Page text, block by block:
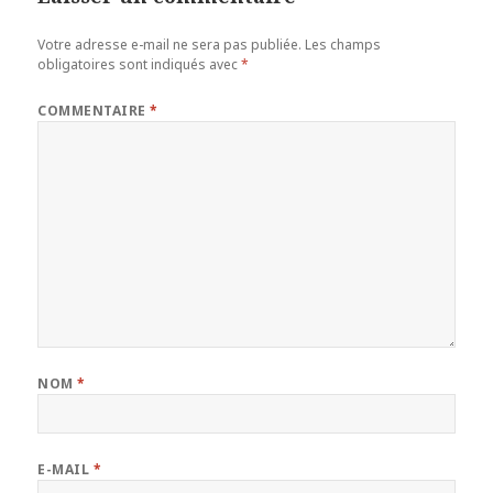
Votre adresse e-mail ne sera pas publiée. Les champs
obligatoires sont indiqués avec*
COMMENTAIRE*
NOM*
E-MAIL *